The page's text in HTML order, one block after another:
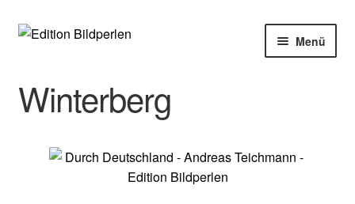
Zur
Zum
Menü
Autoren
Winterberg